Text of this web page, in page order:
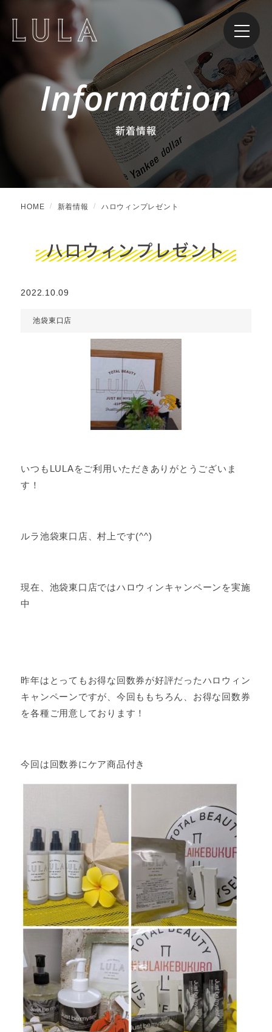
Information
新着情報
HOME 新着情報 ハロウィンプレゼント
ハロウィンプレゼント
2022.10.09
池袋東口店
いつもLULAをご利用いただきありがとうございま
す！
ルラ池袋東口店、村上です(^^)
現在、池袋東口店ではハロウィンキャンペーンを実施
中
昨年はとってもお得な回数券が好評だったハロウィン
キャンペーンですが、今回ももちろん、お得な回数券
を各種ご用意しております！
今回は回数券にケア商品付き